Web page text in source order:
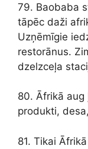
79. Baobaba
tāpēc daži
Uzņēmīgie
restorānus.
dzelzceļa
80. Āfrikā aug
produkti,
81. Tikai